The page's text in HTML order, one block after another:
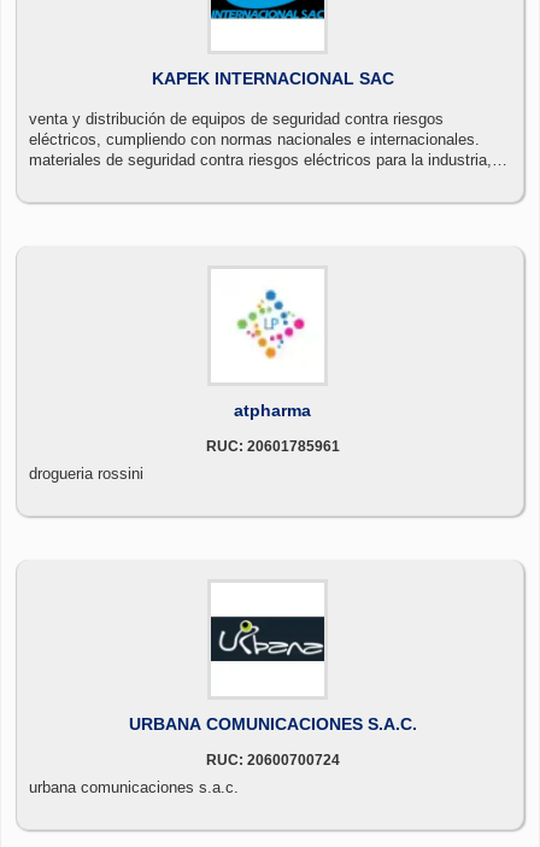
KAPEK INTERNACIONAL SAC
venta y distribución de equipos de seguridad contra riesgos
eléctricos, cumpliendo con normas nacionales e internacionales.
materiales de seguridad contra riesgos eléctricos para la industria,
atpharma
RUC: 20601785961
drogueria rossini
URBANA COMUNICACIONES S.A.C.
RUC: 20600700724
urbana comunicaciones s.a.c.